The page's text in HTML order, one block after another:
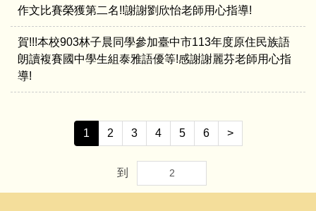
作文比賽榮獲第二名!!謝謝劉欣怡老師用心指導!
賀!!!本校903林子晨同學參加臺中市113年度原住民族語
朗讀複賽國中學生組泰雅語優等!感謝謝麗芬老師用心指
導!
1 2 3 4 5 6 >
到